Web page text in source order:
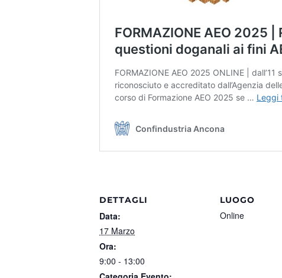
DETTAGLI
Data:
17 Marzo
Ora:
9:00 - 13:00
LUOGO
Online